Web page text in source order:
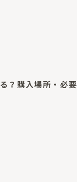
？購入場所・必要